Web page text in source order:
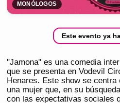
MONÓLOGOS
Este evento ya
"Jamona" es una comedia
que se presenta en Vodevil
Henares. Este show se
una mujer que, en su
con las expectativas sociales